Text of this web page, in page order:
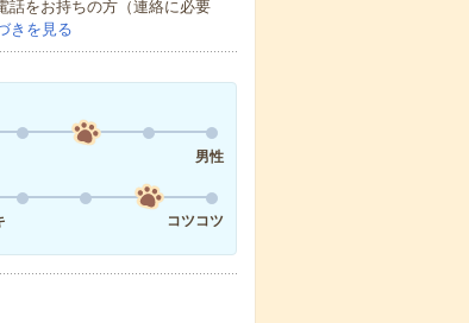
話をお持ちの方（連絡に必要
きを見る
男性
コツコツ